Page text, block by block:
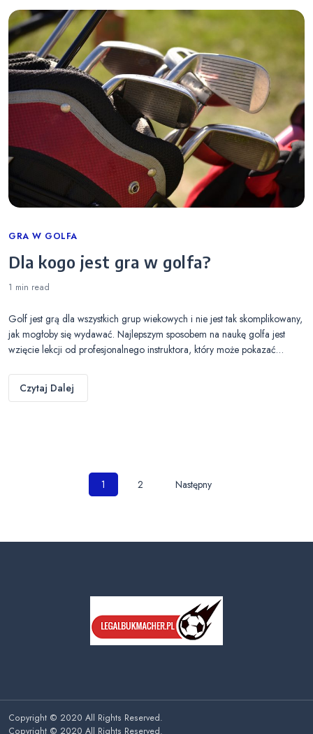
Categories
GRA W GOLFA
Dla kogo jest gra w golfa?
1 min read
Golf jest grą dla wszystkich grup wiekowych i nie jest tak skomplikowany,
jak mogłoby się wydawać. Najlepszym sposobem na naukę golfa jest
wzięcie lekcji od profesjonalnego instruktora, który może pokazać…
Czytaj Dalej
Nawigacja
1 2 Następny
Copyright © 2020 All Rights Reserved.
Copyright © 2020 All Rights Reserved.